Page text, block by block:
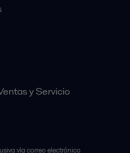
y Servicio
vía correo electrónico